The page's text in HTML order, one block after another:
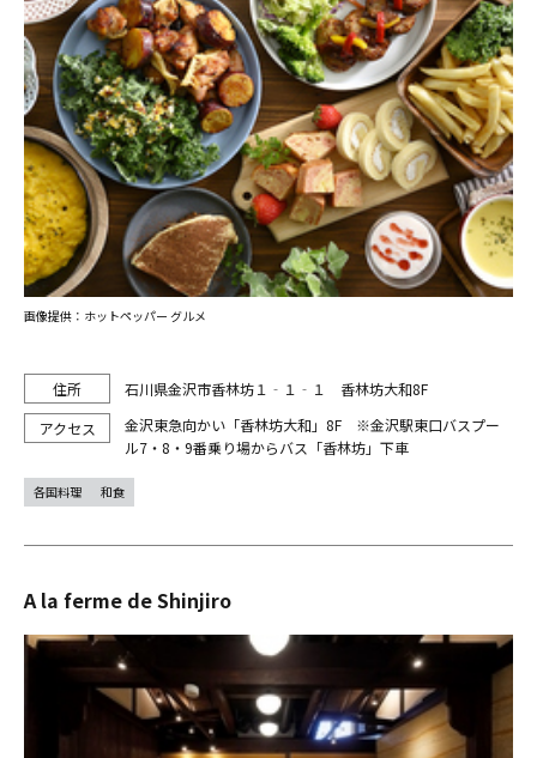
石川県金沢市香林坊１‐１‐１ 香林坊大和8F
金沢東急向かい「香林坊大和」8F ※金沢駅東口バスプー
ル7・8・9番乗り場からバス「香林坊」下車
画像提供：ホットペッパー グルメ
各国料理 和食
A la ferme de Shinjiro